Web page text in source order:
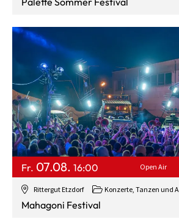
Rittergut Etzdorf Konzerte, Tanzen und
Fr. 07.08. 16:00 Open Air
Mahagoni Festival